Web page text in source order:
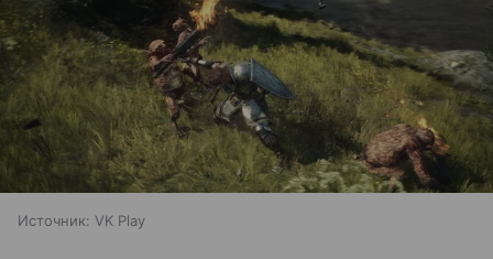
Источник: VK Play